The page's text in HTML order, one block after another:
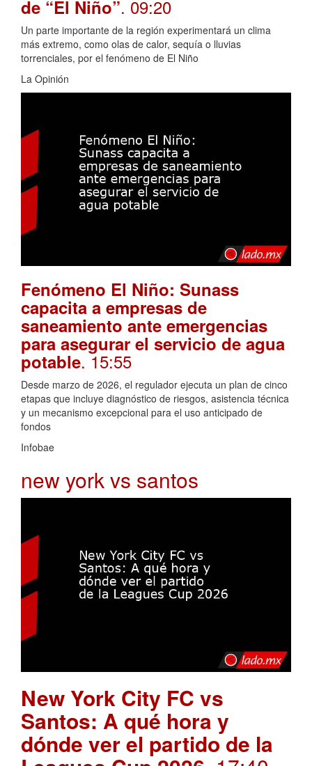
de “El Niño”. 09:20
Un parte importante de la región experimentará un clima
más extremo, como olas de calor, sequía o lluvias
torrenciales, por el fenómeno de El Niño
La Opinión
Fenómeno El Niño: Sunass
capacita a empresas de
saneamiento ante emergencias
para asegurar el servicio de agua
potable. 15:55
Desde marzo de 2026, el regulador ejecuta un plan de cinco
etapas que incluye diagnóstico de riesgos, asistencia técnica
y un mecanismo excepcional para el uso anticipado de
fondos
Infobae
new york vs santos
New York City FC vs
Santos: A qué hora y
dónde ver el partido de la